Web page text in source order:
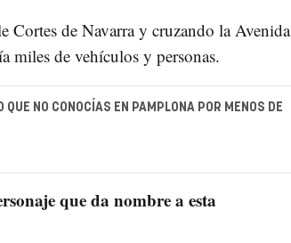
Cortes de Navarra y cruzando la Avenida
miles de vehículos y personas.
QUE NO CONOCÍAS EN PAMPLONA POR MENOS DE
que da nombre a esta